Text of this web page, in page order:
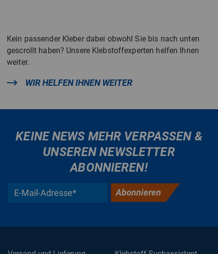
Kein passender Kleber dabei obwohl Sie bis nach unten
gescrollt haben? Unsere Klebstoffexperten helfen Ihnen
weiter.
WIR HELFEN IHNEN WEITER
KEINE NEWS MEHR VERPASSEN &
UNSEREN NEWSLETTER
ABONNIEREN!
Abonnieren